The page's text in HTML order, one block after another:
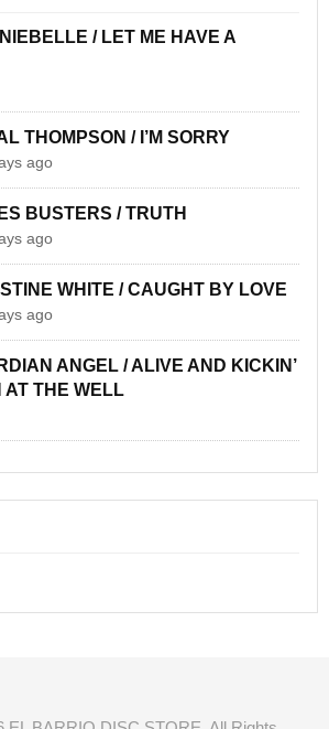
/ LET ME HAVE A
THOMPSON / I’M SORRY
ago
BUSTERS / TRUTH
ago
WHITE / CAUGHT BY LOVE
ago
ANGEL / ALIVE AND KICKIN’
AT THE WELL